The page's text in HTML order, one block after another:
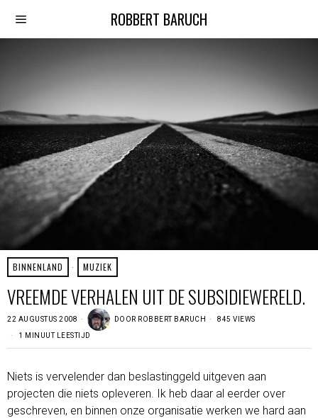
ROBBERT BARUCH
BINNENLAND · MUZIEK
VREEMDE VERHALEN UIT DE SUBSIDIEWERELD.
22 AUGUSTUS 2008 DOOR ROBBERT BARUCH 845 VIEWS
1 MINUUT LEESTIJD
Niets is vervelender dan beslastinggeld uitgeven aan
projecten die niets opleveren. Ik heb daar al eerder over
geschreven, en binnen onze organisatie werken we hard aan